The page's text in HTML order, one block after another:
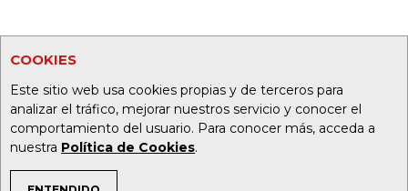
COOKIES
Este sitio web usa cookies propias y de terceros para
analizar el tráfico, mejorar nuestros servicio y conocer el
comportamiento del usuario. Para conocer más, acceda a
nuestra Política de Cookies.